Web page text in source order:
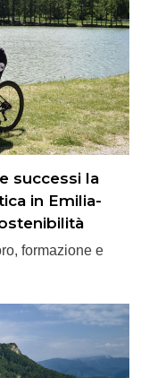
successi la
in Emilia-
formazione e